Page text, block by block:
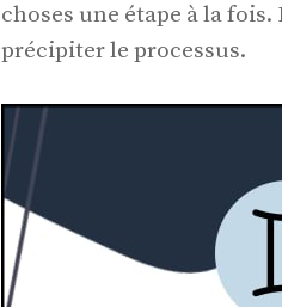
choses une étape à la
précipiter le processus.